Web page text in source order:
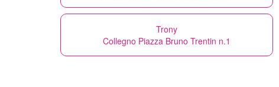
Trony
Collegno Piazza Bruno Trentin n.1